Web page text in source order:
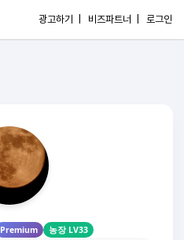
광고하기 | 비즈파트너 | 로그인
Premium 농장 LV33